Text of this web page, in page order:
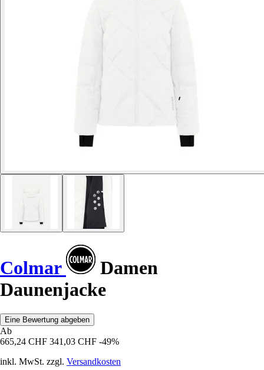
Colmar
Damen
Daunenjacke
Eine Bewertung abgeben
Ab
665,24 CHF 341,03 CHF -49%
inkl. MwSt. zzgl. Versandkosten